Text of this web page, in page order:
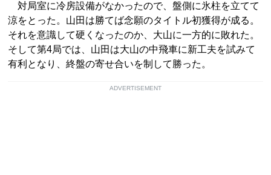
対局室に冷房設備がなかったので、盤側に氷柱を立てて
涼をとった。山田は勝てば念願のタイトル初獲得が成る。
それを意識して硬くなったのか、大山に一方的に敗れた。
そして第4局では、山田は大山の中飛車に新工夫を試みて
有利となり、終盤の寄せ合いを制して勝った。
ADVERTISEMENT